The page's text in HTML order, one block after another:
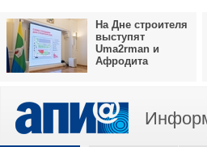
На Дне строителя
выступят
Uma2rman и
Афродита